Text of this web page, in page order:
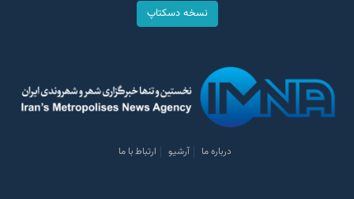
نسخه دسکتاپ
درباره ما آرشیو ارتباط با ما